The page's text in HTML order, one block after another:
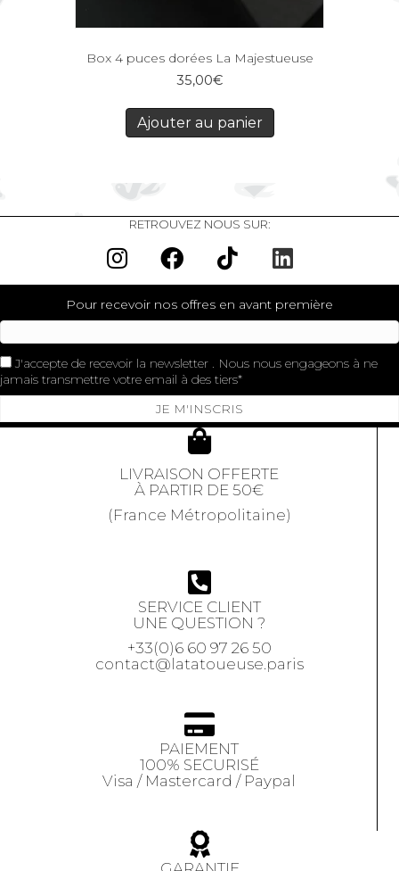
Box 4 puces dorées La Majestueuse
35,00€
Ajouter au panier
RETROUVEZ NOUS SUR:
Pour recevoir nos offres en avant première
J'accepte de recevoir la newsletter . Nous nous engageons à ne
jamais transmettre votre email à des tiers
JE M'INSCRIS
LIVRAISON OFFERTE
À PARTIR DE 50€
(France Métropolitaine)
SERVICE CLIENT
UNE QUESTION ?
+33(0)6 60 97 26 50
contact@latatoueuse.paris
PAIEMENT
100% SECURISÉ
Visa / Mastercard / Paypal